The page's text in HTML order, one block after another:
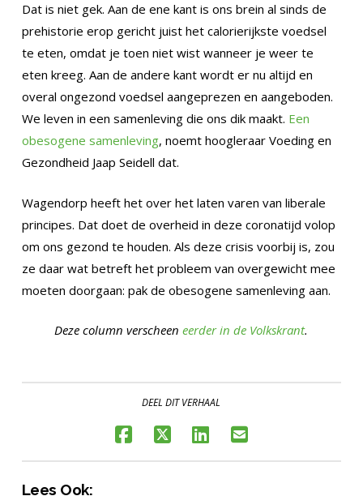
Dat is niet gek. Aan de ene kant is ons brein al sinds de
prehistorie erop gericht juist het calorierijkste voedsel
te eten, omdat je toen niet wist wanneer je weer te
eten kreeg. Aan de andere kant wordt er nu altijd en
overal ongezond voedsel aangeprezen en aangeboden.
We leven in een samenleving die ons dik maakt. Een
obesogene samenleving, noemt hoogleraar Voeding en
Gezondheid Jaap Seidell dat.
Wagendorp heeft het over het laten varen van liberale
principes. Dat doet de overheid in deze coronatijd volop
om ons gezond te houden. Als deze crisis voorbij is, zou
ze daar wat betreft het probleem van overgewicht mee
moeten doorgaan: pak de obesogene samenleving aan.
Deze column verscheeneerder in de Volkskrant.
DEEL DIT VERHAAL
Lees Ook: